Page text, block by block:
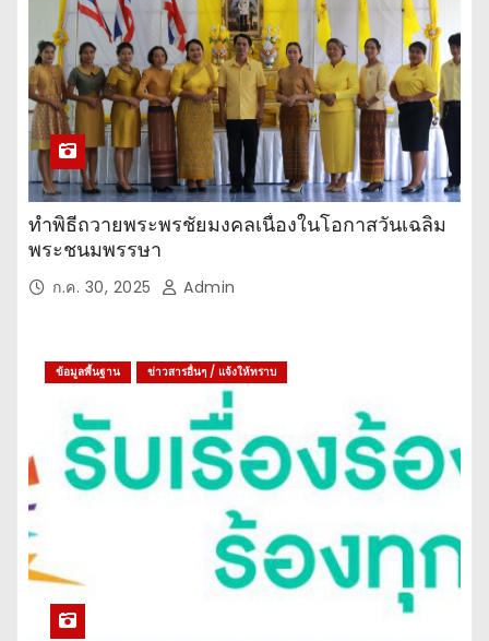
ทำพิธีถวายพระพรชัยมงคลเนื่องในโอกาสวันเฉลิม
พระชนมพรรษา
ก.ค. 30, 2025 Admin
ข้อมูลพื้นฐาน ข่าวสารอื่นๆ / แจ้งให้ทราบ